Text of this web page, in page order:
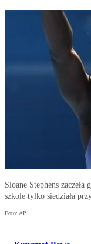
Sloane Stephens
szkole tylko siedziała
Foto: AP